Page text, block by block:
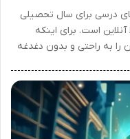
درسی برای سال تحصیلی
آنلاین است. برای اینکه
را به راحتی و بدون دغدغه